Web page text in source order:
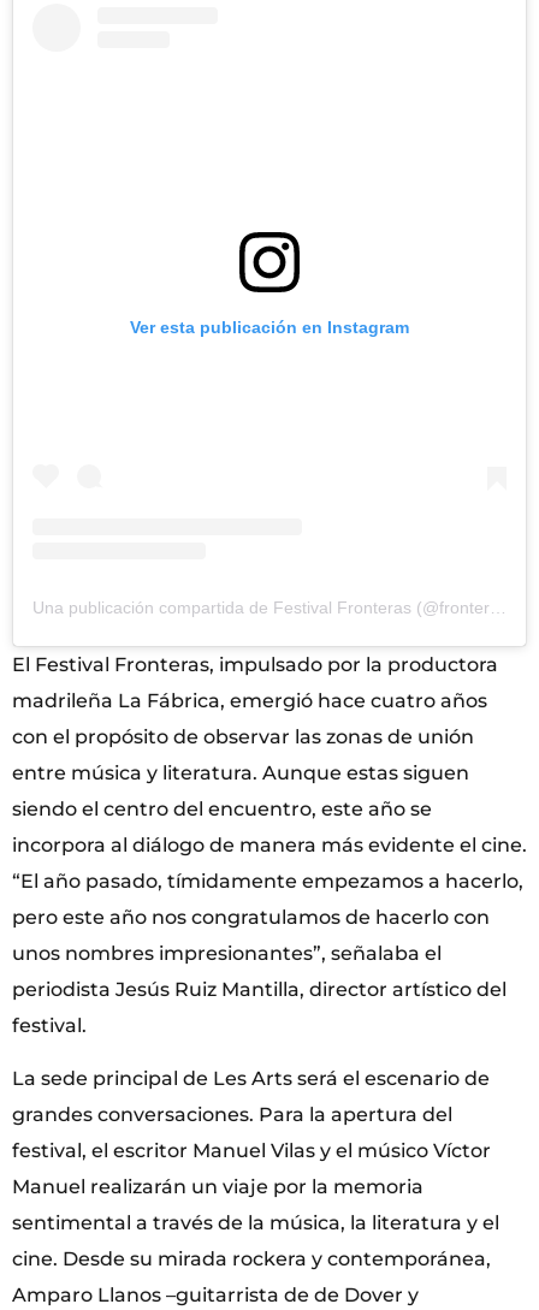
Ver esta publicación en Instagram
El Festival Fronteras, impulsado por la productora
madrileña La Fábrica, emergió hace cuatro años
con el propósito de observar las zonas de unión
entre música y literatura. Aunque estas siguen
siendo el centro del encuentro, este año se
incorpora al diálogo de manera más evidente el cine.
“El año pasado, tímidamente empezamos a hacerlo,
pero este año nos congratulamos de hacerlo con
unos nombres impresionantes”, señalaba el
periodista Jesús Ruiz Mantilla, director artístico del
festival.
La sede principal de Les Arts será el escenario de
grandes conversaciones. Para la apertura del
festival, el escritor Manuel Vilas y el músico Víctor
Manuel realizarán un viaje por la memoria
sentimental a través de la música, la literatura y el
cine. Desde su mirada rockera y contemporánea,
Amparo Llanos –guitarrista de de Dover y